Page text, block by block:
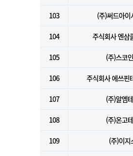
103 (주)써드아이
104 주식회사 엔삼
105 (주)스코
106 주식회사 에쓰핀
107 (주)알엠
108 (주)온고
109 (주)이지